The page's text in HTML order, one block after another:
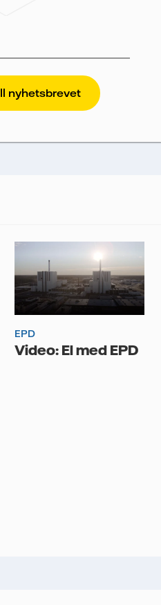
din integritet. För
ska kunna
behöver vi dina uppgifter.
inklusive
som helst återkalla ditt
behandlar mina
skicka mig
EPD
Video: El med EPD